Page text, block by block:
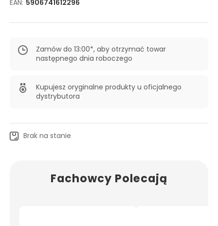
EAN: 5906741612296
Zamów do 13:00*, aby otrzymać towar
następnego dnia roboczego
Kupujesz oryginalne produkty u oficjalnego
dystrybutora
Brak na stanie
Fachowcy Polecają